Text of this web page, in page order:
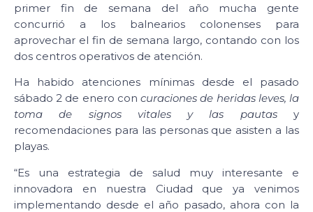
primer fin de semana del año mucha gente
concurrió a los balnearios colonenses para
aprovechar el fin de semana largo, contando con los
dos centros operativos de atención.
Ha habido atenciones mínimas desde el pasado
sábado 2 de enero concuraciones de heridas leves, la
toma de signos vitales y las pautasy
recomendaciones para las personas que asisten a las
playas.
“Es una estrategia de salud muy interesante e
innovadora en nuestra Ciudad que ya venimos
implementando desde el año pasado, ahora con la